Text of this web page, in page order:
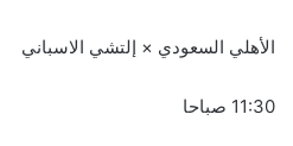
الأهلي السعودي × إلتشي الاسباني
11:30 صباحا